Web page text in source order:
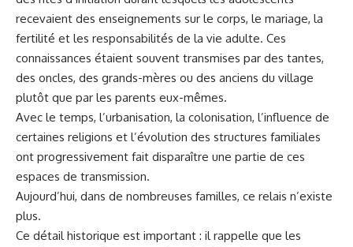
recevaient des enseignements sur le corps, le mariage, la
fertilité et les responsabilités de la vie adulte. Ces
connaissances étaient souvent transmises par des tantes,
des oncles, des grands-mères ou des anciens du village
plutôt que par les parents eux-mêmes.
Avec le temps, l’urbanisation, la colonisation, l’influence de
certaines religions et l’évolution des structures familiales
ont progressivement fait disparaître une partie de ces
espaces de transmission.
Aujourd’hui, dans de nombreuses familles, ce relais n’existe
plus.
Ce détail historique est important : il rappelle que les